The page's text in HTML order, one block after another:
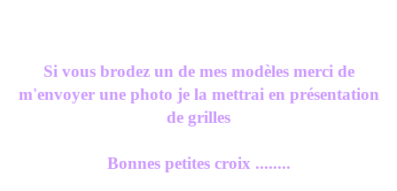
Si vous brodez un de mes modèles merci de
m'envoyer une photo je la mettrai en présentation
de grilles
Bonnes petites croix ........